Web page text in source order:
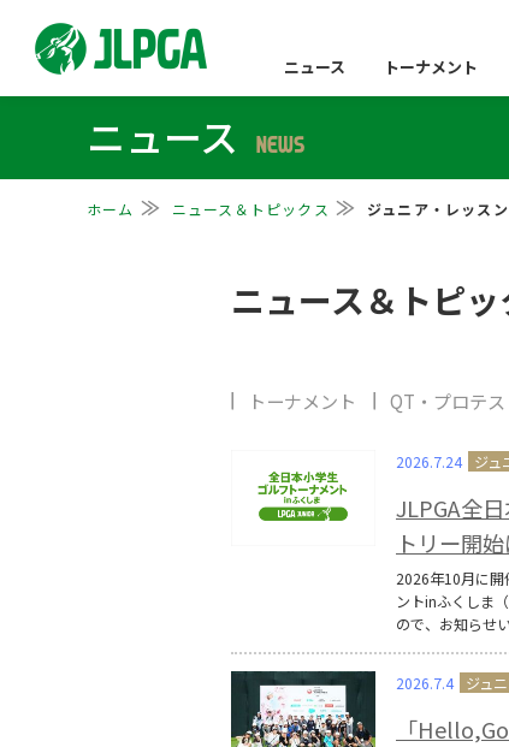
ニュース トーナメント
ニュース NEWS
ホーム ニュース＆トピックス ジュニア・レッスン
ニュース＆トピッ
トーナメント QT・プロテス
2026.7.24
JLPGA全
トリー開
2026年10月に開
ントinふくしま
ので、お知らせ
2026.7.4
「